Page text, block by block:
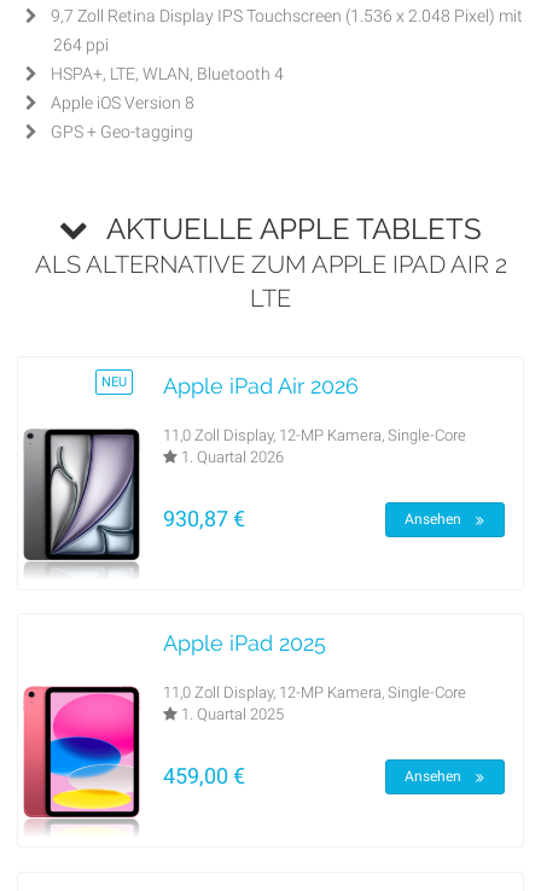
9,7 Zoll Retina Display IPS Touchscreen (1.536 x 2.048 Pixel) mit
264 ppi
HSPA+, LTE, WLAN, Bluetooth 4
Apple iOS Version 8
GPS + Geo-tagging
AKTUELLE APPLE TABLETS
ALS ALTERNATIVE ZUM APPLE IPAD AIR 2
LTE
NEU Apple iPad Air 2026
11,0 Zoll Display, 12-MP Kamera, Single-Core
1. Quartal 2026
930,87 € Ansehen
Apple iPad 2025
11,0 Zoll Display, 12-MP Kamera, Single-Core
1. Quartal 2025
459,00 € Ansehen